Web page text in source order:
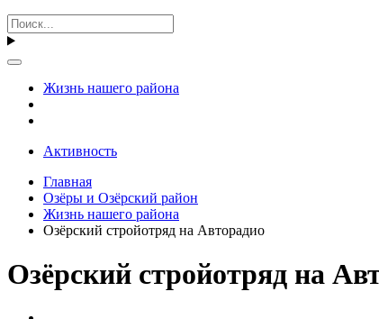
Жизнь нашего района
Активность
Главная
Озёры и Озёрский район
Жизнь нашего района
Озёрский стройотряд на Авторадио
Озёрский стройотряд на